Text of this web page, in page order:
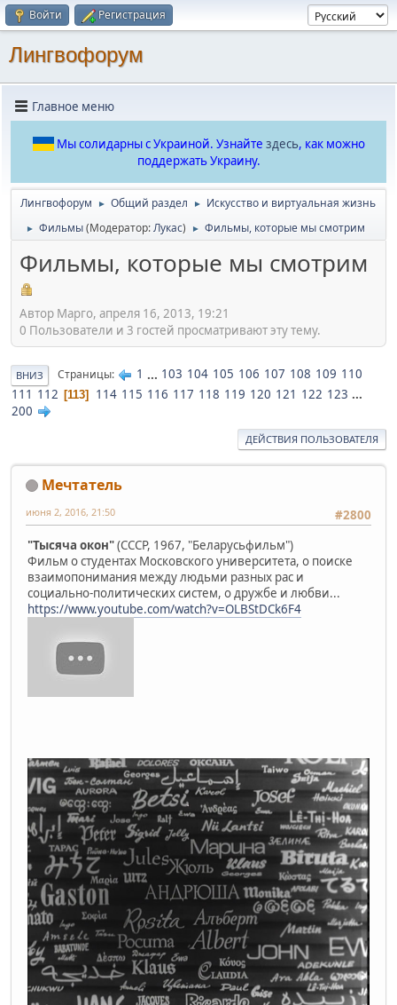
Войти Регистрация
Лингвофорум
Главное меню
Мы солидарны с Украиной. Узнайте здесь, как можно
поддержать Украину.
Лингвофорум ► Общий раздел ► Искусство и виртуальная жизнь
► Фильмы(Модератор:Лукас) ► Фильмы, которые мы смотрим
Фильмы, которые мы смотрим
Автор Марго, апреля 16, 2013, 19:21
0 Пользователи и 3 гостей просматривают эту тему.
ВНИЗ Страницы 1 ... 103 104 105 106 107 108 109 110
111 112 113 114 115 116 117 118 119 120 121 122 123 ...
200
ДЕЙСТВИЯ ПОЛЬЗОВАТЕЛЯ
Мечтатель
#2800
июня 2, 2016, 21:50
"Тысяча окон"(СССР, 1967, "Беларусьфильм")
Фильм о студентах Московского университета, о поиске
взаимопонимания между людьми разных рас и
социально-политических систем, о дружбе и любви...
https://www.youtube.com/watch?v=OLBStDCk6F4